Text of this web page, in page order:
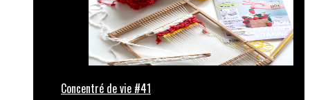
Concentré de vie #41